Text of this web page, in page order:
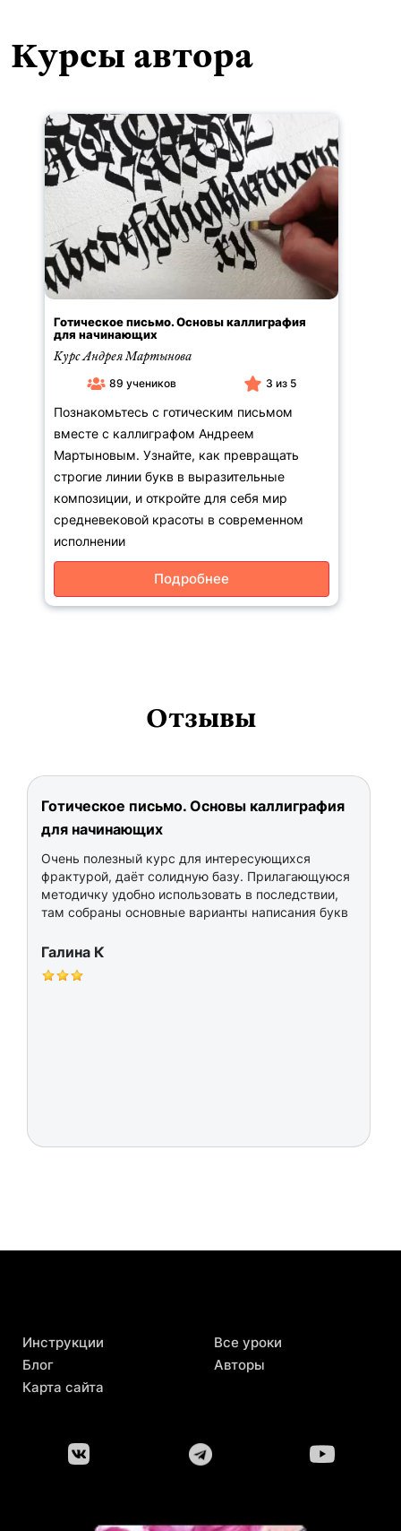
Курсы автора
Готическое письмо. Основы каллиграфия
для начинающих
Курс Андрея Мартынова
89 учеников 3 из 5
Познакомьтесь с готическим письмом
вместе с каллиграфом Андреем
Мартыновым. Узнайте, как превращать
строгие линии букв в выразительные
композиции, и откройте для себя мир
средневековой красоты в современном
исполнении
Подробнее
Отзывы
Готическое письмо. Основы каллиграфия
для начинающих
Очень полезный курс для интересующихся
фрактурой, даёт солидную базу. Прилагающуюся
методичку удобно использовать в последствии,
там собраны основные варианты написания букв
Галина К
Инструкции
Блог
Карта сайта
Все уроки
Авторы